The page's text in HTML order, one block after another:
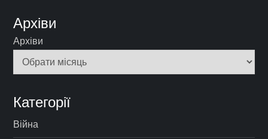
Архіви
Архіви
Категорії
Війна